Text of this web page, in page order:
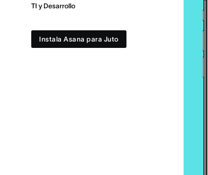
TI y Desarrollo
Instala Asana para Juto